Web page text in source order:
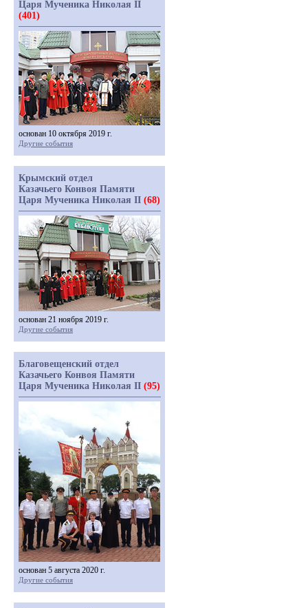
Царя Мученика Николая II
(401)
основан 10 октября 2019 г.
Другие события
Крымский отдел
Казачьего Конвоя Памяти
Царя Мученика Николая II (68)
основан 21 ноября 2019 г.
Другие события
Благовещенский отдел
Казачьего Конвоя Памяти
Царя Мученика Николая II (95)
основан 5 августа 2020 г.
Другие события